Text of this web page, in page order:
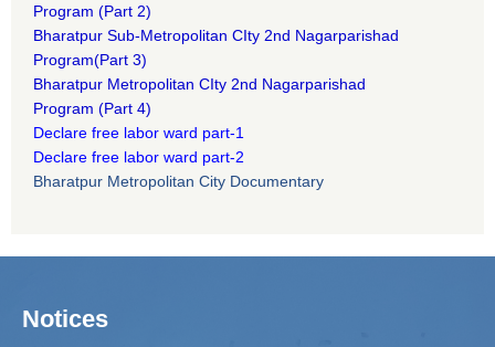
Program (Part 2)
Bharatpur Sub-Metropolitan CIty 2nd Nagarparishad
Program(Part 3)
Bharatpur Metropolitan CIty 2nd Nagarparishad
Program (Part 4)
Declare free labor ward part-1
Declare free labor ward part-2
Bharatpur Metropolitan City Documentary
Notices